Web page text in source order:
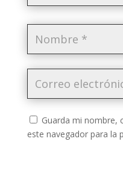
Guarda mi nombre,
este navegador para la